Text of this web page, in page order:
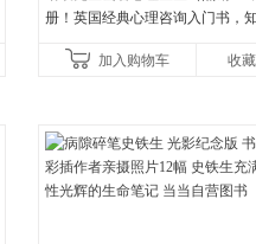
册！英国经典心理咨询入门书，
加入购物车
收藏